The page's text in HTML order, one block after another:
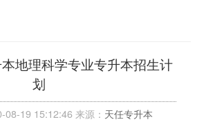
地理科学专业专升本招生计
划
08-19 15:12:46 来源： 天任专升本